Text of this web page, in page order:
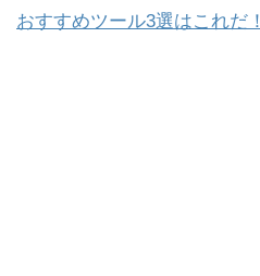
おすすめツール3選はこれだ！